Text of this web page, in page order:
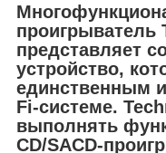
проигрыватель
представляет
устройство,
единственным
Fi-системе.
выполнять
CD/SACD-